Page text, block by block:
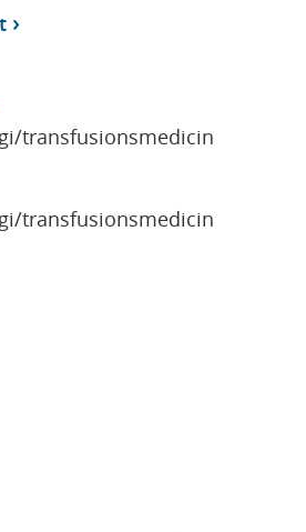
transfusionsmedicin
transfusionsmedicin